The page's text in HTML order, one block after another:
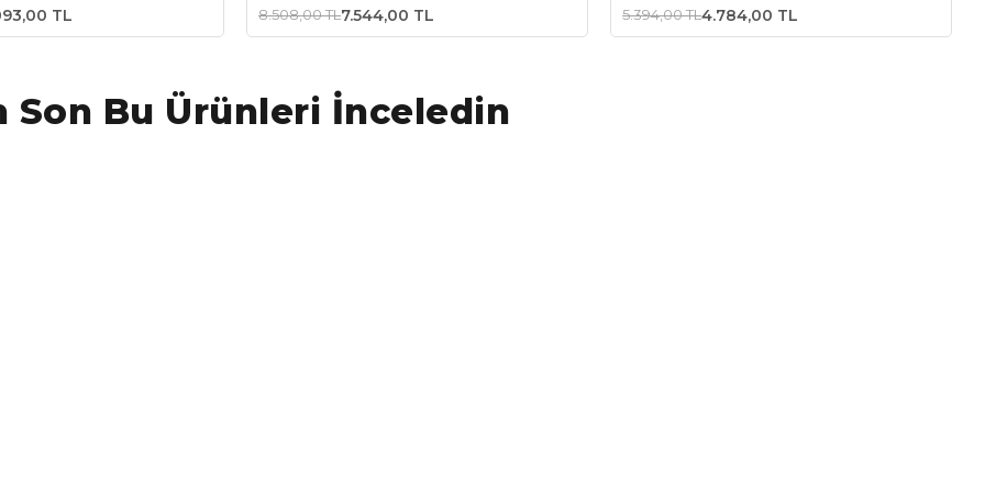
TL
Lazer+Tripod
8.508,00 TL7.544,00 TL 5.394,00 TL4.784,00 TL
Son Bu Ürünleri İnceledin